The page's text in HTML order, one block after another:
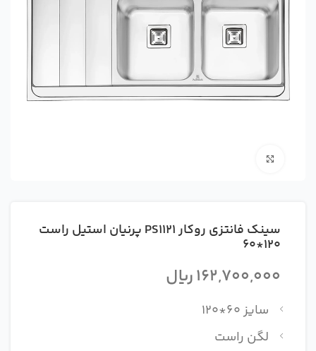
سينک فانتزي روکار PS1121 پرنيان استيل راست
120*60
162,700,000ریال
سایز 60*120
لگن راست